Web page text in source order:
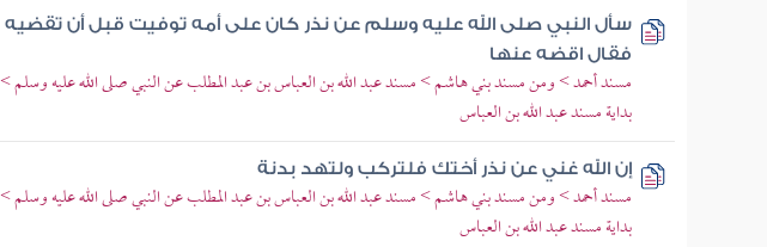
سأل النبي صلى الله عليه وسلم عن نذر كان على أمه توفيت قبل أن تقضيه
فقال اقضه عنها
مسند أحمد > ومن مسند بني هاشم > مسند عبد الله بن العباس بن عبد المطلب عن النبي صلى الله عليه وسلم >
بداية مسند عبد الله بن العباس
إن الله غني عن نذر أختك فلتركب ولتهد بدنة
مسند أحمد > ومن مسند بني هاشم > مسند عبد الله بن العباس بن عبد المطلب عن النبي صلى الله عليه وسلم >
بداية مسند عبد الله بن العباس